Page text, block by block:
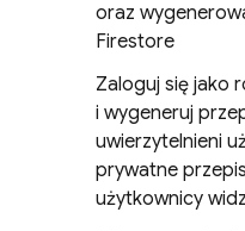
oraz
Firestore
Zaloguj się jako
i wygeneruj
uwierzytelnieni
prywatne
użytkownicy